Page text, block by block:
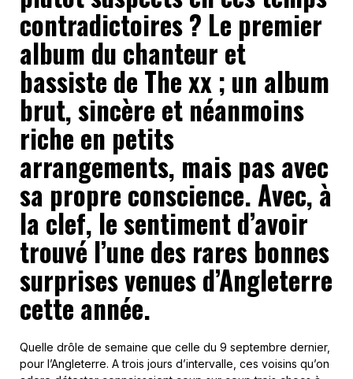
contradictoires ? Le premier
album du chanteur et
bassiste de The xx ; un album
brut, sincère et néanmoins
riche en petits
arrangements, mais pas avec
sa propre conscience. Avec, à
la clef, le sentiment d’avoir
trouvé l’une des rares bonnes
surprises venues d’Angleterre
cette année.
Quelle drôle de semaine que celle du 9 septembre dernier,
pour l’Angleterre. A trois jours d’intervalle, ces voisins qu’on